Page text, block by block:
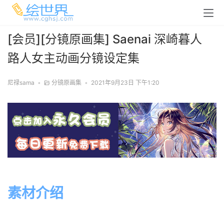
[会员][分镜原画集] Saenai 深崎暮人
路人女主动画分镜设定集
尼禄sama • 分镜原画集 • 2021年9月23日 下午1:20
素材介绍